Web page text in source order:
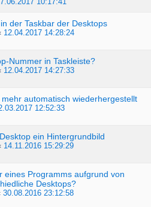
der Taskbar der Desktops
12.04.2017 14:28:24
Nummer in Taskleiste?
12.04.2017 14:27:33
automatisch wiederhergestellt
12:52:33
ein Hintergrundbild
14.11.2016 15:29:29
eines Programms aufgrund von
Desktops?
30.08.2016 23:12:58